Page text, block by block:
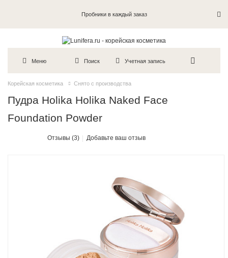
Пробники в каждый заказ
Меню Поиск Учетная запись
Корейская косметика Снято с производства
Пудра Holika Holika Naked Face
Foundation Powder
Отзывы (3) Добавьте ваш отзыв